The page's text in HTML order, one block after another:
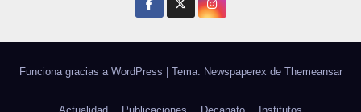
Funciona gracias a WordPress Tema: Newspaperex de Themeansar